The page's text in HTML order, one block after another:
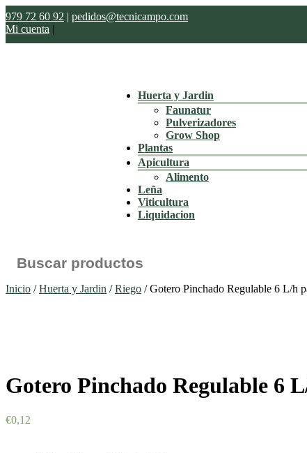
979 72 60 92 | pedidos@tecnicampo.com
Mi cuenta |
Huerta y Jardin
Faunatur
Pulverizadores
Grow Shop
Plantas
Apicultura
Alimento
Leña
Viticultura
Liquidacion
Inicio /Huerta y Jardin /Riego / Gotero Pinchado Regulable 6 L/h
Gotero Pinchado Regulable 6
€0,12